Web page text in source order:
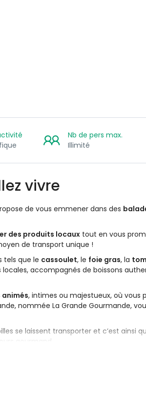
Nb de pers max.
Illimité
vivre
de vous emmener dans des
des produits locaux tout en vous
de transport unique !
tels que le cassoulet, le foie gras, la
locales, accompagnés de boissons
, intimes ou majestueux, où vous
nommée La Grande Gourmande,
se laissent transporter et c’est ainsi
gourmand.